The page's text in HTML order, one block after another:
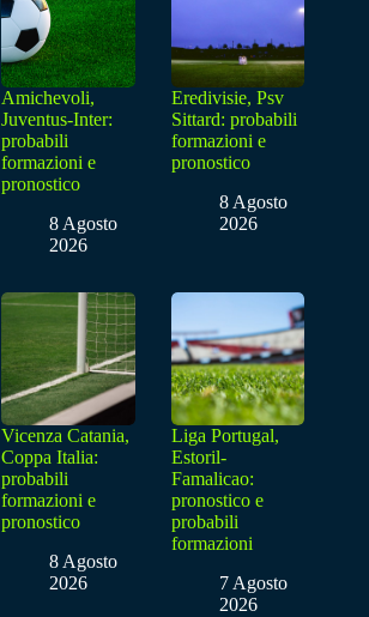
Amichevoli,
Juventus-Inter:
probabili
formazioni e
pronostico
8 Agosto
2026
Eredivisie, Psv
Sittard: probabili
formazioni e
pronostico
8 Agosto
2026
Vicenza Catania,
Coppa Italia:
probabili
formazioni e
pronostico
8 Agosto
2026
Liga Portugal,
Estoril-
Famalicao:
pronostico e
probabili
formazioni
7 Agosto
2026